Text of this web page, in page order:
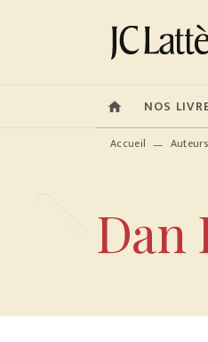
MENU
home NOS
Accueil — Auteurs
Dan